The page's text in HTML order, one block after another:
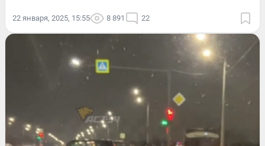
22 января, 2025, 15:55 8 891 22